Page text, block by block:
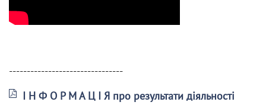
--------------------------------
І Н Ф О Р М А Ц І Я про результати діяльності